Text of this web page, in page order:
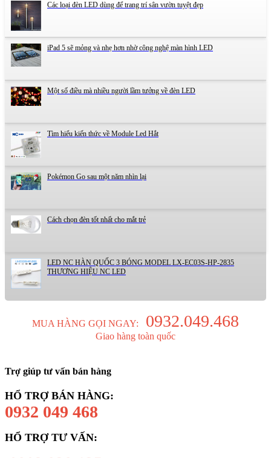
Các loại đèn LED dùng để trang trí sân vườn tuyệt đẹp
iPad 5 sẽ mỏng và nhẹ hơn nhờ công nghệ màn hình LED
Một số điều mà nhiều người lầm tưởng về đèn LED
Tìm hiểu kiến thức về Module Led Hắt
Pokémon Go sau một năm nhìn lại
Cách chọn đèn tốt nhất cho mắt trẻ
LED NC HÀN QUỐC 3 BÓNG MODEL LX-EC03S-HP-2835
THƯƠNG HIỆU NC LED
MUA HÀNG GỌI NGAY: 0932.049.468
Giao hàng toàn quốc
Trợ giúp tư vấn bán hàng
HỔ TRỢ BÁN HÀNG:
0932 049 468
HỔ TRỢ TƯ VẤN: